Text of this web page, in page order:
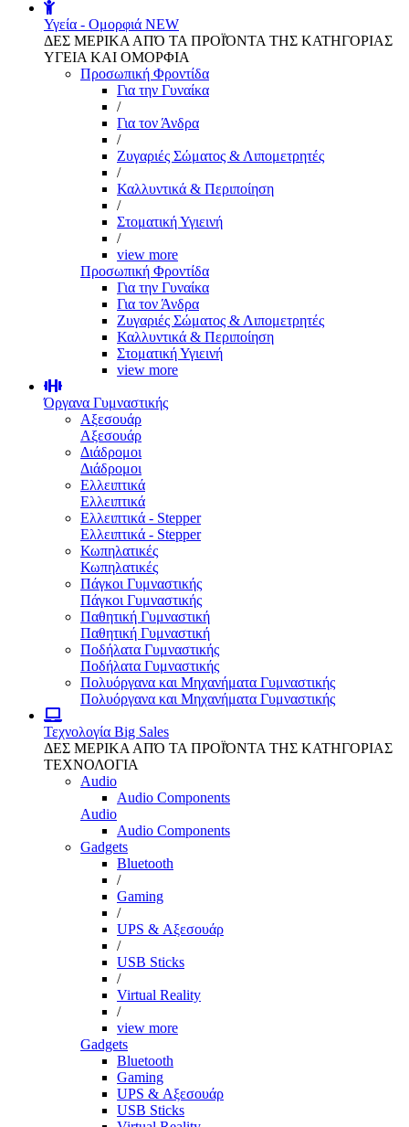
Υγεία - Ομορφιά NEW
ΔΕΣ ΜΕΡΙΚΑ ΑΠΌ ΤΑ ΠΡΟΪΌΝΤΑ ΤΗΣ ΚΑΤΗΓΟΡΙΑΣ
ΥΓΕΙΑ ΚΑΙ ΟΜΟΡΦΙΑ
Προσωπική Φροντίδα
Για την Γυναίκα
/
Για τον Άνδρα
/
Ζυγαριές Σώματος & Λιπομετρητές
/
Καλλυντικά & Περιποίηση
/
Στοματική Υγιεινή
/
view more
Προσωπική Φροντίδα
Για την Γυναίκα
Για τον Άνδρα
Ζυγαριές Σώματος & Λιπομετρητές
Καλλυντικά & Περιποίηση
Στοματική Υγιεινή
view more
Όργανα Γυμναστικής
Αξεσουάρ
Αξεσουάρ
Διάδρομοι
Διάδρομοι
Ελλειπτικά
Ελλειπτικά
Ελλειπτικά - Stepper
Ελλειπτικά - Stepper
Κωπηλατικές
Κωπηλατικές
Πάγκοι Γυμναστικής
Πάγκοι Γυμναστικής
Παθητική Γυμναστική
Παθητική Γυμναστική
Ποδήλατα Γυμναστικής
Ποδήλατα Γυμναστικής
Πολυόργανα και Μηχανήματα Γυμναστικής
Πολυόργανα και Μηχανήματα Γυμναστικής
Τεχνολογία Big Sales
ΔΕΣ ΜΕΡΙΚΑ ΑΠΌ ΤΑ ΠΡΟΪΌΝΤΑ ΤΗΣ ΚΑΤΗΓΟΡΙΑΣ
ΤΕΧΝΟΛΟΓΙΑ
Audio
Audio Components
Audio
Audio Components
Gadgets
Bluetooth
/
Gaming
/
UPS & Αξεσουάρ
/
USB Sticks
/
Virtual Reality
/
view more
Gadgets
Bluetooth
Gaming
UPS & Αξεσουάρ
USB Sticks